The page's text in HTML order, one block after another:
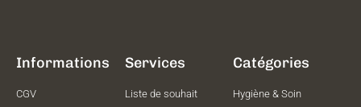
Informations
CGV
Services
Liste de souhait
Catégories
Hygiène & Soin